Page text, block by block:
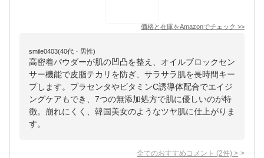
価格と在庫をAmazonでチェック >>
smile0403(40代・男性)
高密着パウダーが肌の凹凸を整え、オイルブロックセン
サー機能で皮脂テカリを防ぎ、サラサラ肌を長時間キー
プします。プラセンタやビタミンC誘導体配合でエイジ
ングケアもでき、7つの無添加処方で肌に優しいのが特
徴。崩れにくく、韓国美女のようなツヤ肌に仕上がりま
す。
全てのおすすめコメント (2件) >